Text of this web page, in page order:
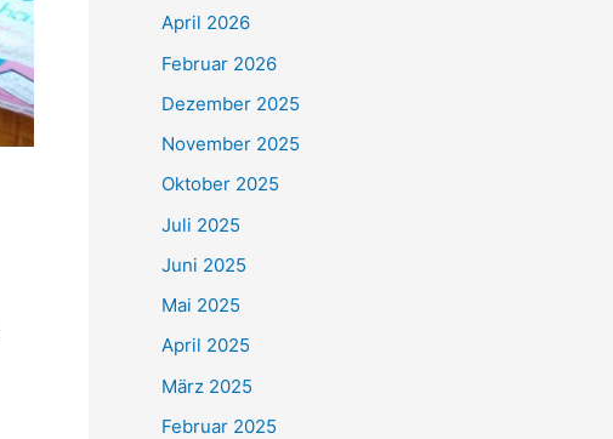
April 2026
Februar 2026
Dezember 2025
November 2025
Oktober 2025
Juli 2025
Juni 2025
Mai 2025
April 2025
März 2025
Februar 2025